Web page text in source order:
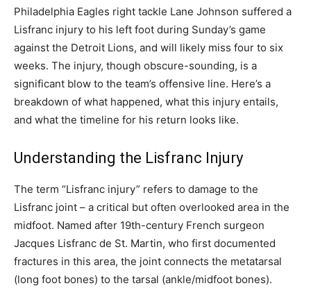
Philadelphia Eagles right tackle Lane Johnson suffered a
Lisfranc injury to his left foot during Sunday’s game
against the Detroit Lions, and will likely miss four to six
weeks. The injury, though obscure-sounding, is a
significant blow to the team’s offensive line. Here’s a
breakdown of what happened, what this injury entails,
and what the timeline for his return looks like.
Understanding the Lisfranc Injury
The term “Lisfranc injury” refers to damage to the
Lisfranc joint – a critical but often overlooked area in the
midfoot. Named after 19th-century French surgeon
Jacques Lisfranc de St. Martin, who first documented
fractures in this area, the joint connects the metatarsal
(long foot bones) to the tarsal (ankle/midfoot bones).